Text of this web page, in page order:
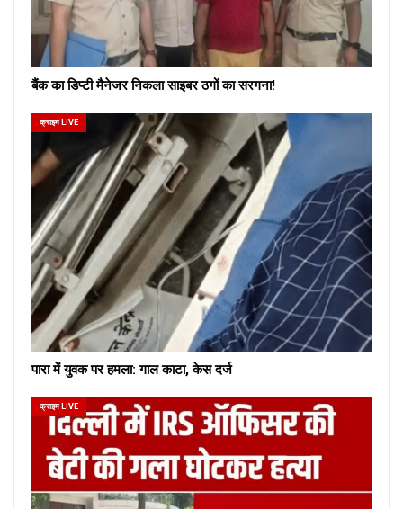
बैंक का डिप्टी मैनेजर निकला साइबर ठगों का सरगना!
क्राइम LIVE
पारा में युवक पर हमला: गाल काटा, केस दर्ज
क्राइम LIVE